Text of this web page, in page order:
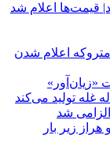
قیمت‌ها اعلام شد
متروکه اعلام شدن
«زیان‌آور»
زیر بار